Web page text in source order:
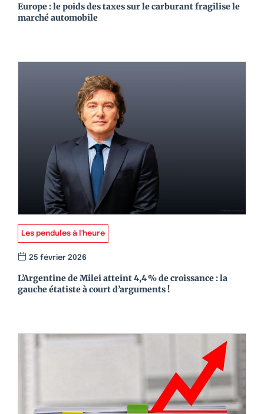
Europe : le poids des taxes sur le carburant fragilise le
marché automobile
Les pendules à l'heure
25 février 2026
L’Argentine de Milei atteint 4,4 % de croissance : la
gauche étatiste à court d’arguments !